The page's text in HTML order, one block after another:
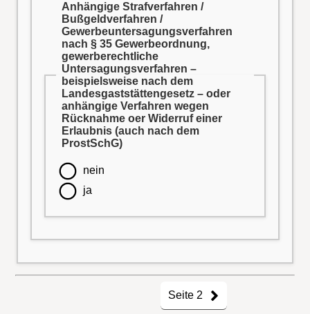
Anhängige Strafverfahren /
Bußgeldverfahren /
Gewerbeuntersagungsverfahren
nach § 35 Gewerbeordnung,
gewerberechtliche
Untersagungsverfahren –
beispielsweise nach dem
Landesgaststättengesetz – oder
anhängige Verfahren wegen
Rücknahme oer Widerruf einer
Erlaubnis (auch nach dem
ProstSchG)
nein
ja
Seite 2